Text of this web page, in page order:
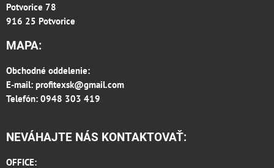
Potvorice 78
916 25 Potvorice
MAPA:
Obchodné oddelenie:
E-mail: profitexsk@gmail.com
Telefón: 0948 303 419
NEVÁHAJTE NÁS KONTAKTOVAŤ:
OFFICE: